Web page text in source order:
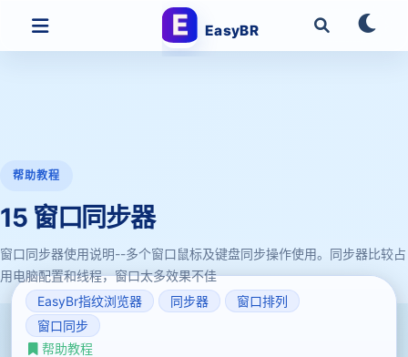
EasyBR
帮助教程
15 窗口同步器
窗口同步器使用说明--多个窗口鼠标及键盘同步操作使用。同步器比较占
用电脑配置和线程，窗口太多效果不佳
EasyBr指纹浏览器
同步器
窗口排列
窗口同步
帮助教程